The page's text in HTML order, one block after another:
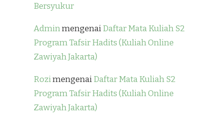
Bersyukur
AdminmengenaiDaftar Mata Kuliah S2
Program Tafsir Hadits (Kuliah Online
Zawiyah Jakarta)
RozimengenaiDaftar Mata Kuliah S2
Program Tafsir Hadits (Kuliah Online
Zawiyah Jakarta)